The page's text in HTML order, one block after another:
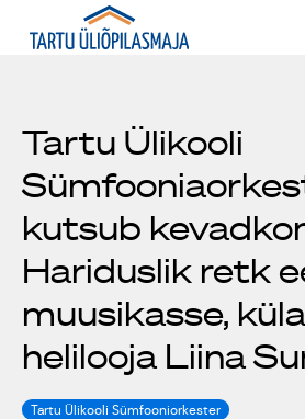
Peoruumid
Uudised
Kollektiivid
Üliõpilasmajast
Galerii
Üldinfo
Tartu Ülikooli
kutsub
Hariduslik retk
muusikasse,
helilooja Liina
Tartu Ülikooli Sümfooniorkester